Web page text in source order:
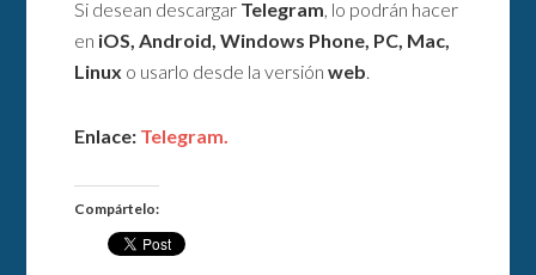
Si desean descargar Telegram, lo podrán hacer
en iOS, Android, Windows Phone, PC, Mac,
Linux o usarlo desde la versiónweb.
Enlace: Telegram.
Compártelo: